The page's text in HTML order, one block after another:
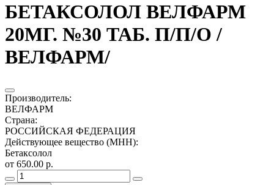
БЕТАКСОЛОЛ ВЕЛФАРМ
20МГ. №30 ТАБ. П/П/О /
ВЕЛФАРМ/
Производитель:
ВЕЛФАРМ
Страна:
РОССИЙСКАЯ ФЕДЕРАЦИЯ
Действующее вещество (МНН):
Бетаксолол
от 650.00 р.